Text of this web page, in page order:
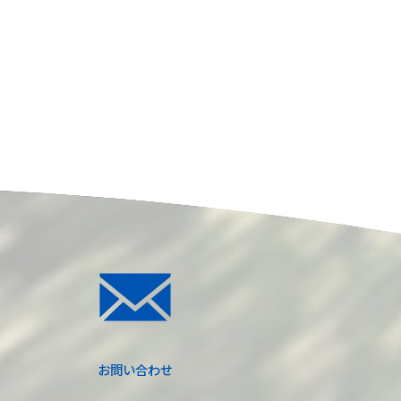
お問い合わせ